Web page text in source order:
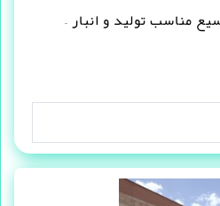
مناسب تولید و انبار –